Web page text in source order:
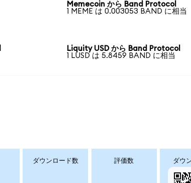
Memecoin から Band Protocol
1 MEME は 0.003053 BAND に相当
Liquity USD から Band Protocol
1 LUSD は 5.8459 BAND に相当
ダウンロード数 評価数 ダウ